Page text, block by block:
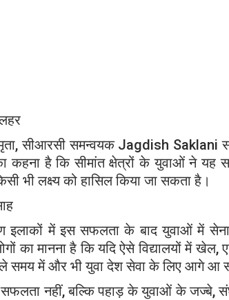
सीआरसी समन्वयक Jagdish Saklani
कहना है कि सीमांत क्षेत्रों के युवाओं ने यह
भी लक्ष्य को हासिल किया जा सकता है।
में इस सफलता के बाद युवाओं में सेना
का मानना है कि यदि ऐसे विद्यालयों में खेल,
समय में और भी युवा देश सेवा के लिए आगे आ
नहीं, बल्कि पहाड़ के युवाओं के जज्बे,